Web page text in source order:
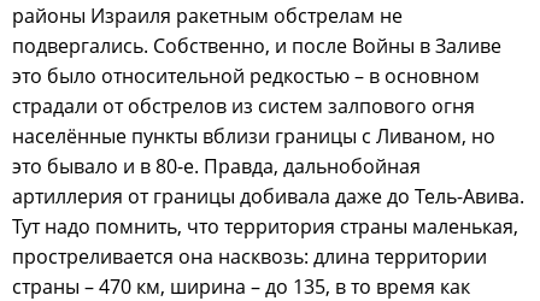
районы Израиля ракетным обстрелам не
подвергались. Собственно, и после Войны в Заливе
это было относительной редкостью – в основном
страдали от обстрелов из систем залпового огня
населённые пункты вблизи границы с Ливаном, но
это бывало и в 80-е. Правда, дальнобойная
артиллерия от границы добивала даже до Тель-Авива.
Тут надо помнить, что территория страны маленькая,
простреливается она насквозь: длина территории
страны – 470 км, ширина – до 135, в то время как